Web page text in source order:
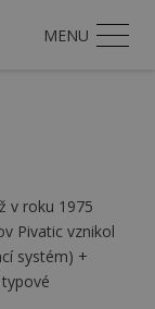
MENU
v roku 1975
Pivatic vznikol
systém) +